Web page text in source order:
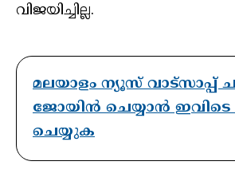
വിജയിച്ചില്ല.
മലയാളം ന്യൂസ് വാട്സാപ്പ്
ജോയിൻ ചെയ്യാൻ ഇവിടെ
ചെയ്യുക